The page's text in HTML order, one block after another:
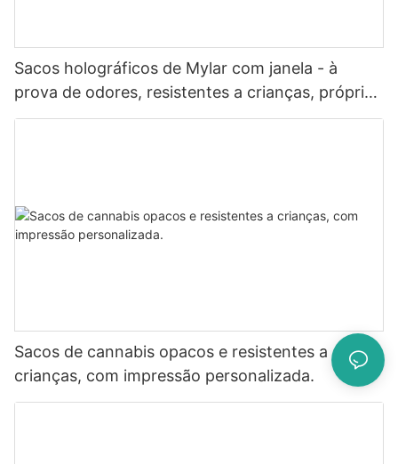
Sacos holográficos de Mylar com janela - à
prova de odores, resistentes a crianças, próprios
para contato com alimentos.
Sacos de cannabis opacos e resistentes a
crianças, com impressão personalizada.